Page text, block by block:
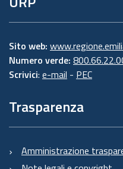
Sito web:
Numero verde:
Scrivici: e-mail - PEC
Trasparenza
Amministrazione